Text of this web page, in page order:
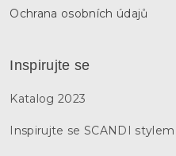
Ochrana osobních údajů
Inspirujte se
Katalog 2023
Inspirujte se SCANDI stylem